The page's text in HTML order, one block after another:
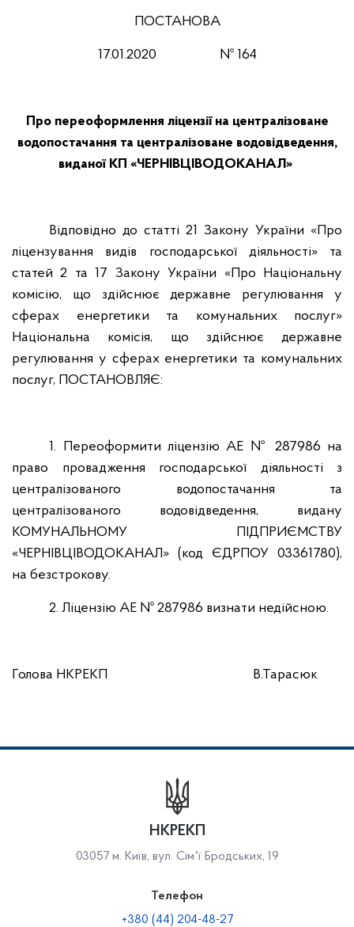
ПОСТАНОВА
17.01.2020 № 164
Про переоформлення ліцензії на централізоване
водопостачання та централізоване водовідведення,
виданої КП «ЧЕРНІВЦІВОДОКАНАЛ»
Відповідно до статті 21 Закону України «Про
ліцензування видів господарської діяльності» та
статей 2 та 17 Закону України «Про Національну
комісію, що здійснює державне регулювання у
сферах енергетики та комунальних послуг»
Національна комісія, що здійснює державне
регулювання у сферах енергетики та комунальних
послуг, ПОСТАНОВЛЯЄ:
1. Переоформити ліцензію АЕ № 287986 на
право провадження господарської діяльності з
централізованого водопостачання та
централізованого водовідведення, видану
КОМУНАЛЬНОМУ ПІДПРИЄМСТВУ
«ЧЕРНІВЦІВОДОКАНАЛ» (код ЄДРПОУ 03361780),
на безстрокову.
2. Ліцензію АЕ № 287986 визнати недійсною.
Голова НКРЕКП В.Тарасюк
НКРЕКП
03057 м. Київ, вул. Сімʼї Бродських, 19
Телефон
+380 (44) 204-48-27